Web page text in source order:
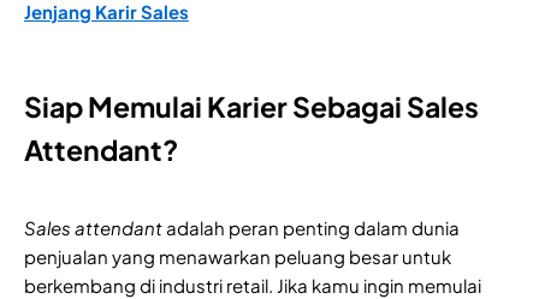
Jenjang Karir Sales
Siap Memulai Karier Sebagai Sales
Attendant?
Sales attendantadalah peran penting dalam dunia
penjualan yang menawarkan peluang besar untuk
berkembang di industri retail. Jika kamu ingin memulai